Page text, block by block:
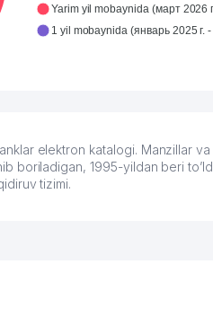
Yarim yil mobaynida (март 2026
elektron katalogi. Manzillar
boriladigan, 1995-yildan beri
tizimi.